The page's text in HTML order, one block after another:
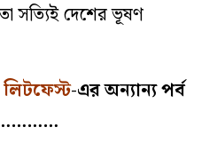
সত্যিই দেশের ভূষণ
-এর অন্যান্য পর্ব